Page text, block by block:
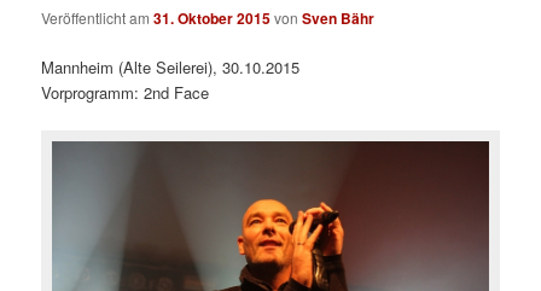
Veröffentlicht am31. Oktober 2015vonSven Bähr
Mannheim (Alte Seilerei), 30.10.2015
Vorprogramm: 2nd Face